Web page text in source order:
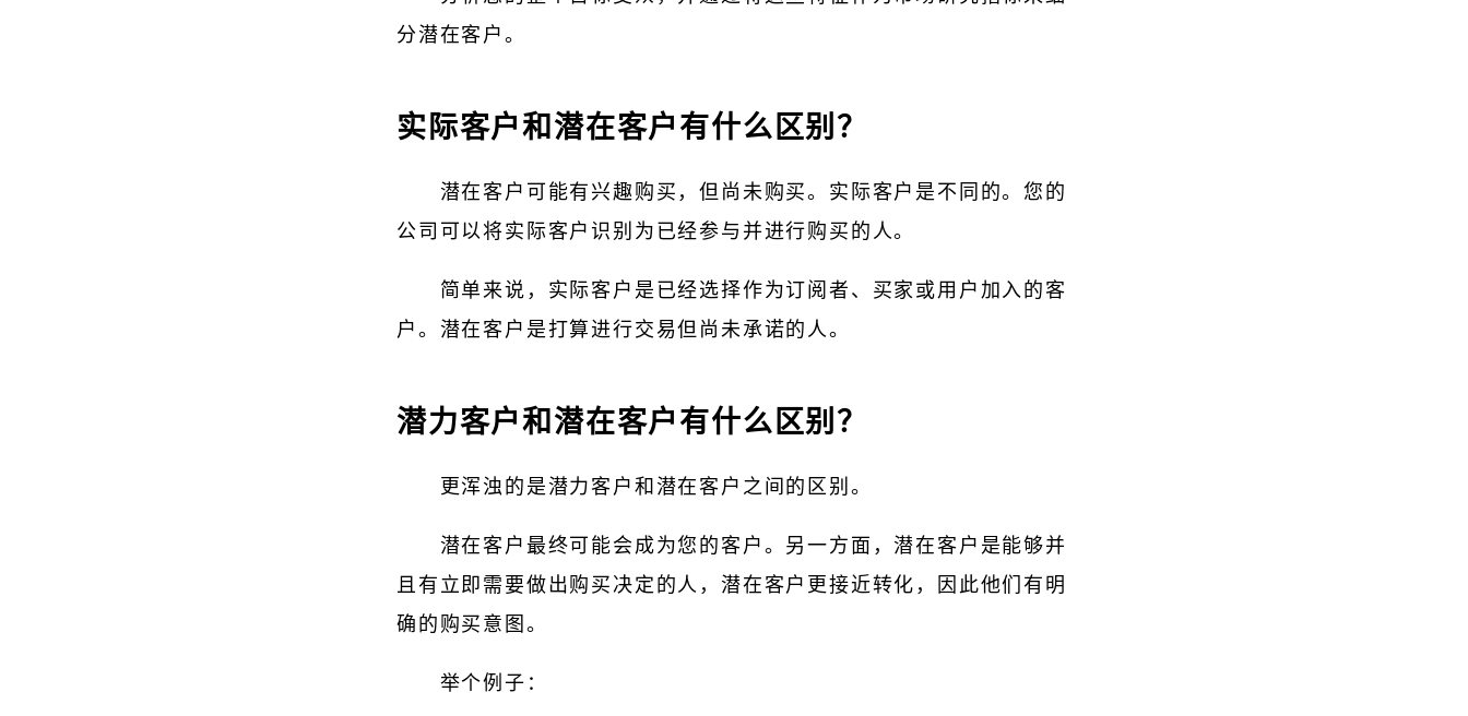
分潜在客户。
实际客户和潜在客户有什么区别？
潜在客户可能有兴趣购买，但尚未购买。实际客户是不同的。您的
公司可以将实际客户识别为已经参与并进行购买的人。
简单来说，实际客户是已经选择作为订阅者、买家或用户加入的客
户。潜在客户是打算进行交易但尚未承诺的人。
潜力客户和潜在客户有什么区别？
更浑浊的是潜力客户和潜在客户之间的区别。
潜在客户最终可能会成为您的客户。另一方面，潜在客户是能够并
且有立即需要做出购买决定的人，潜在客户更接近转化，因此他们有明
确的购买意图。
举个例子：